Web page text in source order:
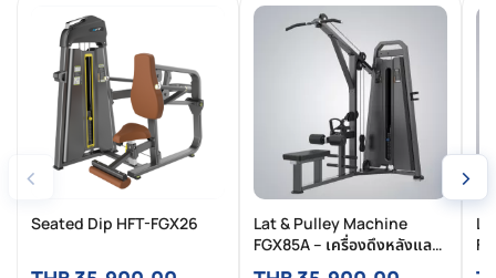
‹
Seated Dip HFT-FGX26
Lat & Pulley Machine
FGX85A – เครื่องดึงหลังและ
สายเคเบิลบริหารปีก ปรับได้
›